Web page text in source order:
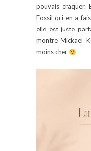
pouvais craquer.
Fossil qui en a
elle est juste
montre Mickael
moins cher